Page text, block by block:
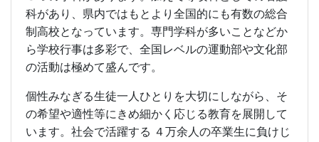
科があり、県内ではもとより全国的にも有数の総合
制高校となっています。専門学科が多いことなどか
ら学校行事は多彩で、全国レベルの運動部や文化部
の活動は極めて盛んです。
個性みなぎる生徒一人ひとりを大切にしながら、そ
の希望や適性等にきめ細かく応じる教育を展開して
います。社会で活躍する ４万余人の卒業生に負けじ